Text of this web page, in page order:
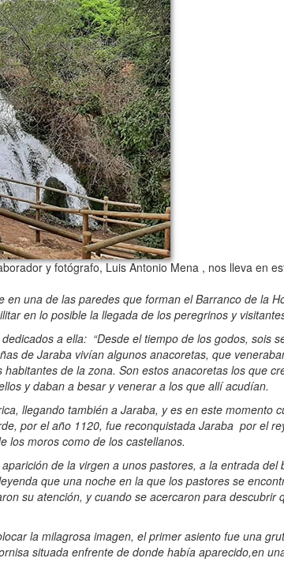
y fotógrafo, Luis Antonio Mena , nos lleva en
una de las paredes que forman el Barranco de la
en lo posible la llegada de los peregrinos y
a ella: “Desde el tiempo de los godos, sois
de Jaraba vivían algunos anacoretas, que
de la zona. Son estos anacoretas los que
y daban a besar y venerar a los que allí acudían.
llegando también a Jaraba, y es en este momento
por el año 1120, fue reconquistada Jaraba por el
los moros como de los castellanos.
de la virgen a unos pastores, a la entrada del
que una noche en la que los pastores se
su atención, y cuando se acercaron para descubrir
la milagrosa imagen, el primer asiento fue una
situada enfrente de donde había aparecido,en